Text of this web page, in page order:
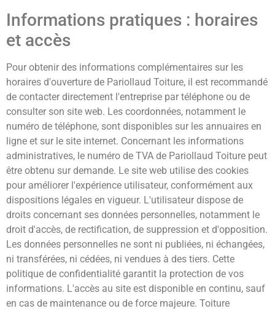
Informations pratiques : horaires
et accès
Pour obtenir des informations complémentaires sur les
horaires d'ouverture de Pariollaud Toiture, il est recommandé
de contacter directement l'entreprise par téléphone ou de
consulter son site web. Les coordonnées, notamment le
numéro de téléphone, sont disponibles sur les annuaires en
ligne et sur le site internet. Concernant les informations
administratives, le numéro de TVA de Pariollaud Toiture peut
être obtenu sur demande. Le site web utilise des cookies
pour améliorer l'expérience utilisateur, conformément aux
dispositions légales en vigueur. L'utilisateur dispose de
droits concernant ses données personnelles, notamment le
droit d'accès, de rectification, de suppression et d'opposition.
Les données personnelles ne sont ni publiées, ni échangées,
ni transférées, ni cédées, ni vendues à des tiers. Cette
politique de confidentialité garantit la protection de vos
informations. L'accès au site est disponible en continu, sauf
en cas de maintenance ou de force majeure. Toiture